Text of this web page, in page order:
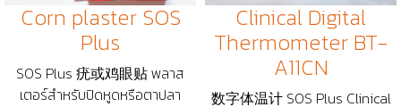
Corn plaster SOS
Plus
SOS Plus 疣或鸡眼贴 พลาส
เตอร์สำหรับปิดหูดหรือตาปลา
Clinical Digital
Thermometer BT-
A11CN
数字体温计 SOS Plus Clinical